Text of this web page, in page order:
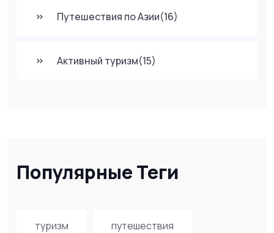
Путешествия по Азии(16)
Активный туризм(15)
Популярные Теги
туризм путешествия